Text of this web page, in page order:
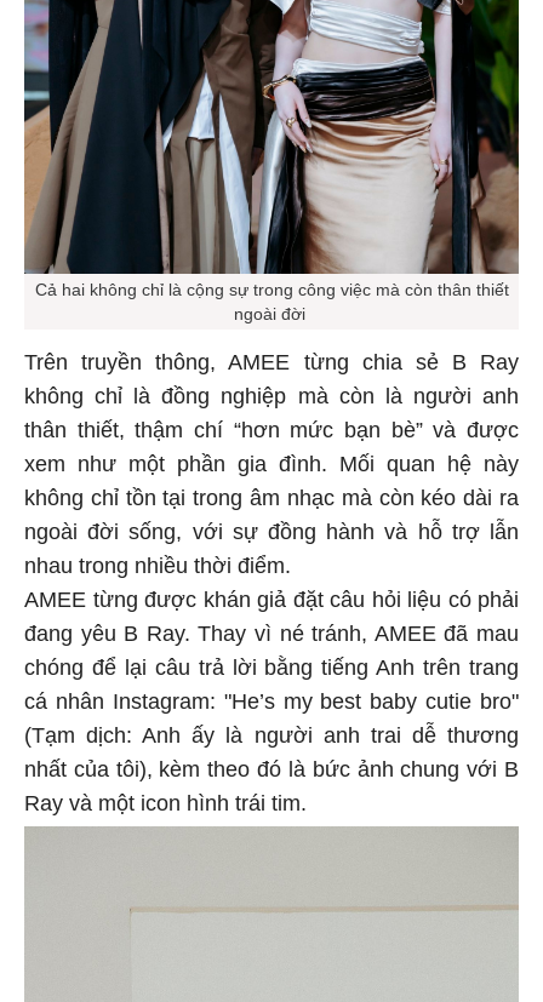
Cả hai không chỉ là cộng sự trong công việc mà còn thân thiết
ngoài đời
Trên truyền thông, AMEE từng chia sẻ B Ray
không chỉ là đồng nghiệp mà còn là người anh
thân thiết, thậm chí “hơn mức bạn bè” và được
xem như một phần gia đình. Mối quan hệ này
không chỉ tồn tại trong âm nhạc mà còn kéo dài ra
ngoài đời sống, với sự đồng hành và hỗ trợ lẫn
nhau trong nhiều thời điểm.
AMEE từng được khán giả đặt câu hỏi liệu có phải
đang yêu B Ray. Thay vì né tránh, AMEE đã mau
chóng để lại câu trả lời bằng tiếng Anh trên trang
cá nhân Instagram: "He’s my best baby cutie bro"
(Tạm dịch: Anh ấy là người anh trai dễ thương
nhất của tôi), kèm theo đó là bức ảnh chung với B
Ray và một icon hình trái tim.